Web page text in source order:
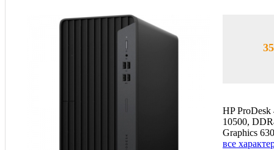
HP
10500,
Graphics 630
все